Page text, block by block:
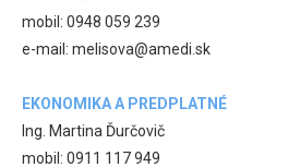
mobil: 0948 059 239
e-mail: melisova@amedi.sk
EKONOMIKA A PREDPLATNÉ
Ing. Martina Ďurčovič
mobil: 0911 117 949